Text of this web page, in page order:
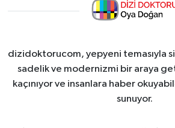
dizidoktorucom, yepyeni temasıyla
sadelik ve modernizmi bir araya
kaçınıyor ve insanlara haber
sunuyor.